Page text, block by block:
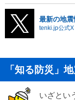
最新の地
tenki.jp公式X
「知る防災」
いざとい